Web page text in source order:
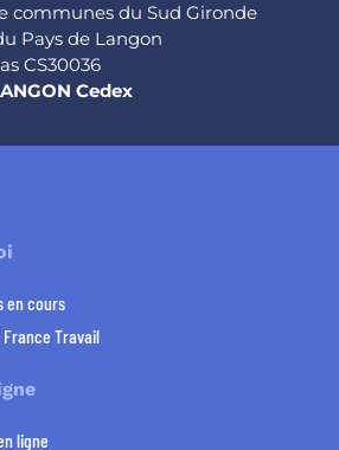
communes du Sud Gironde
Pays de Langon
CS30036
Cedex
en cours
Travail
ligne